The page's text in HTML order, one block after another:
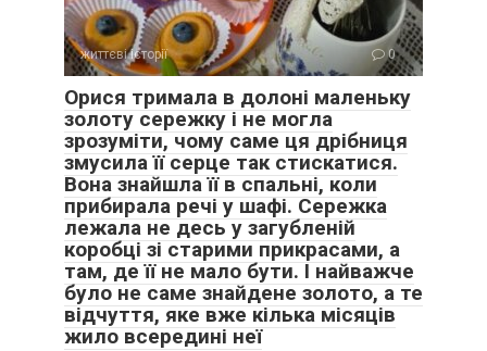
життєві історії 0
Орися тримала в долоні маленьку
золоту сережку і не могла
зрозуміти, чому саме ця дрібниця
змусила її серце так стискатися.
Вона знайшла її в спальні, коли
прибирала речі у шафі. Сережка
лежала не десь у загубленій
коробці зі старими прикрасами, а
там, де її не мало бути. І найважче
було не саме знайдене золото, а те
відчуття, яке вже кілька місяців
жило всередині неї